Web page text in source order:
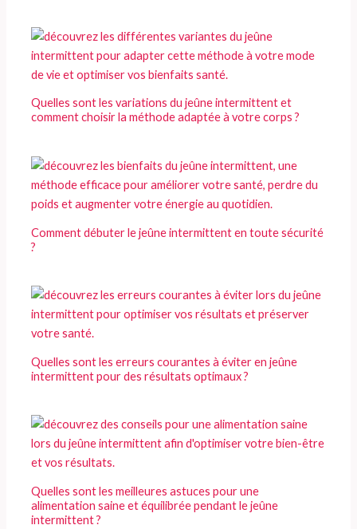
Quelles sont les variations du jeûne intermittent et
comment choisir la méthode adaptée à votre corps ?
Comment débuter le jeûne intermittent en toute sécurité
?
Quelles sont les erreurs courantes à éviter en jeûne
intermittent pour des résultats optimaux ?
Quelles sont les meilleures astuces pour une
alimentation saine et équilibrée pendant le jeûne
intermittent ?